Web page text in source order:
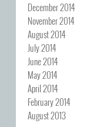
December 2014
November 2014
August 2014
July 2014
June 2014
May 2014
April 2014
February 2014
August 2013